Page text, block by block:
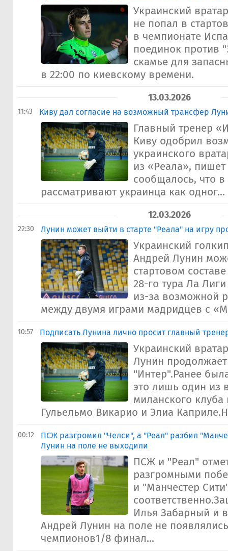
Украинский
не попал в
в чемпионате
поединок против
скамье для
в 22:00 по киевскому времени.
13.03.2026
11:43 Киву дал согласие на возможный трансфер
Главный тренер
Киву одобрил
украинского
из «Реала»,
сообщалось, что
рассматривают украинца как одног...
12.03.2026
22:30 Лунин может выйти в старте "Реала" на игру
Украинский
Андрей Лунин
стартовом
28-го тура Ла
из-за возможной
между двумя играми мадридцев с
10:57 Подписать Лунина лично просит главный
Украинский
Лунин продолжает
"Интер".Ранее
это лишь один из
миланского клуба
Гульельмо Викарио и Элиа
00:12
ПСЖ разгромил "Челси", а "Реал" разбил
Лунин на поле не выходили
ПСЖ и "Реал"
разгромными
и "Манчестер
Илья Забарный и
Андрей Лунин на поле не
чемпионов1/8 финал...